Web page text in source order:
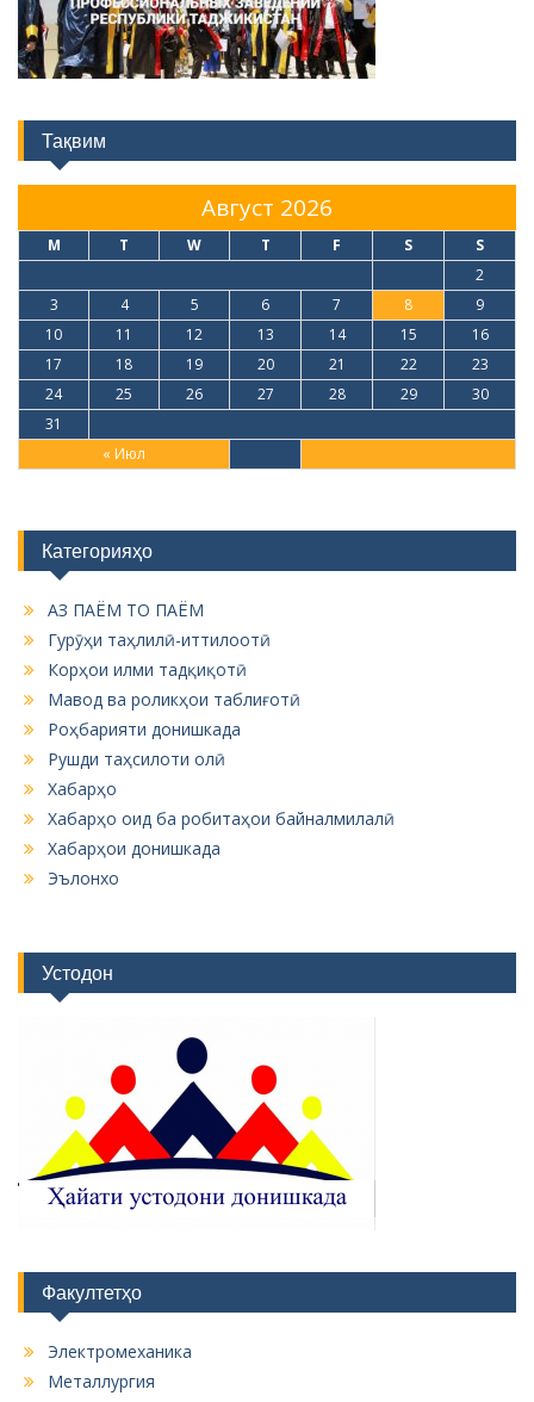
Тақвим
Август 2026
M T W T F S S
« Июл
2
3
4 5 6 7 8
9
10
11 12 13 14 15
16
17
18 19 20 21 22
23
24
25 26 27 28 29
30
31
Категорияҳо
АЗ ПАЁМ ТО ПАЁМ
Гурӯҳи таҳлилӣ-иттилоотӣ
Корҳои илми тадқиқотӣ
Мавод ва роликҳои таблиғотӣ
Роҳбарияти донишкада
Рушди таҳсилоти олӣ
Хабарҳо
Хабарҳо оид ба робитаҳои байналмилалӣ
Хабарҳои донишкада
Эълонхо
Устодон
Факултетҳо
Электромеханика
Металлургия